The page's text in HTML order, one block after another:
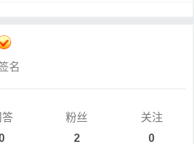
名
答
粉丝
2
关注
0